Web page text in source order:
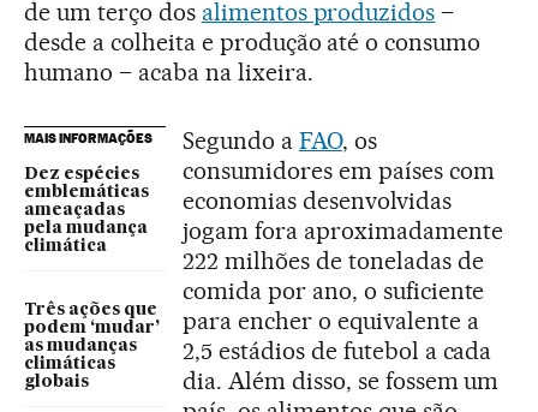
de um terço dos alimentos produzidos –
desde a colheita e produção até o consumo
humano – acaba na lixeira.
MAIS INFORMAÇÕES
Dez espécies
emblemáticas
ameaçadas
pela mudança
climática
Três ações que
podem ‘mudar’
as mudanças
climáticas
globais
Segundo a FAO, os
consumidores em países com
economias desenvolvidas
jogam fora aproximadamente
222 milhões de toneladas de
comida por ano, o suficiente
para encher o equivalente a
2,5 estádios de futebol a cada
dia. Além disso, se fossem um